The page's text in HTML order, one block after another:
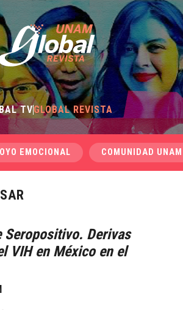
TVGLOBAL REVISTA
EMOCIONAL COMUNIDAD UNAM
Seropositivo. Derivas
VIH en México en el